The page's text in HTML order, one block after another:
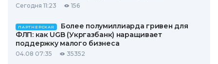
Сегодня 11:23 156
ПАРТНЕРСКАЯ
Более полумиллиарда гривен для
ФЛП: как UGB (Укргазбанк) наращивает
поддержку малого бизнеса
04.08 07:35 35352